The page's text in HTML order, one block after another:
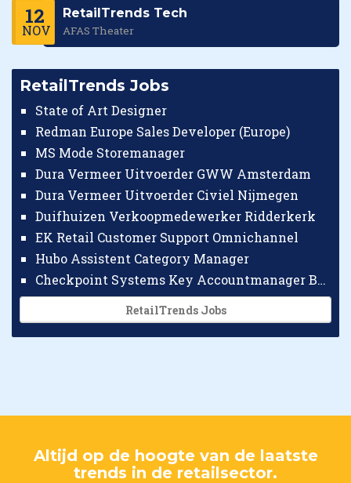
12
NOV
RetailTrends Tech
AFAS Theater
RetailTrends Jobs
State of Art Designer
Redman Europe Sales Developer (Europe)
MS Mode Storemanager
Dura Vermeer Uitvoerder GWW Amsterdam
Dura Vermeer Uitvoerder Civiel Nijmegen
Duifhuizen Verkoopmedewerker Ridderkerk
EK Retail Customer Support Omnichannel
Hubo Assistent Category Manager
Checkpoint Systems Key Accountmanager Benelux
RetailTrends Jobs
Altijd op de hoogte van de laatste
trends in de retailsector.